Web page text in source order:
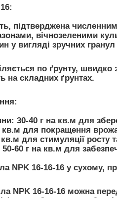
підтверджена
вічнозеленими
у вигляді зручних
по ґрунту,
на складних ґрунтах.
30-40 г на кв.м для
кв.м для покращення
для стимуляції росту
50-60 г на кв.м для
NPK 16-16-16 у сухому,
NPK 16-16-16 можна